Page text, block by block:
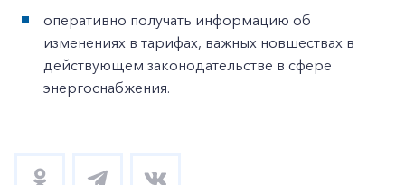
оперативно получать информацию об
изменениях в тарифах, важных новшествах в
действующем законодательстве в сфере
энергоснабжения.